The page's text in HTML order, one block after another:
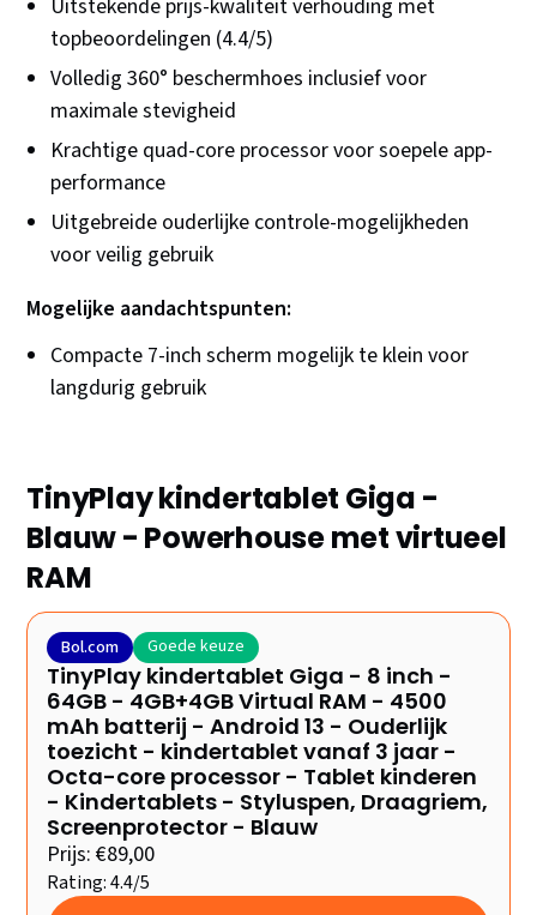
Uitstekende prijs-kwaliteit verhouding met
topbeoordelingen (4.4/5)
Volledig 360° beschermhoes inclusief voor
maximale stevigheid
Krachtige quad-core processor voor soepele app-
performance
Uitgebreide ouderlijke controle-mogelijkheden
voor veilig gebruik
Mogelijke aandachtspunten:
Compacte 7-inch scherm mogelijk te klein voor
langdurig gebruik
TinyPlay kindertablet Giga -
Blauw - Powerhouse met virtueel
RAM
Bol.com Goede keuze
TinyPlay kindertablet Giga - 8 inch -
64GB - 4GB+4GB Virtual RAM - 4500
mAh batterij - Android 13 - Ouderlijk
toezicht - kindertablet vanaf 3 jaar -
Octa-core processor - Tablet kinderen
- Kindertablets - Styluspen, Draagriem,
Screenprotector - Blauw
Prijs: €89,00
Rating: 4.4/5